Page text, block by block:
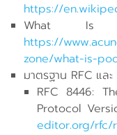
https://
What Is
https://
zone/what-is-
มาตรฐาน RFC และ
RFC 8446:
Protocol
editor.org/rfc/